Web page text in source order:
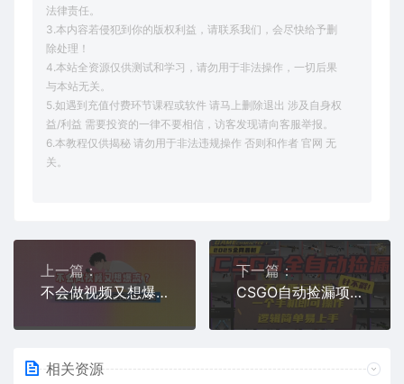
法律责任。
3.本内容若侵犯到你的版权利益，请联系我们，会尽快给予删
除处理！
4.本站全资源仅供测试和学习，请勿用于非法操作，一切后果
与本站无关。
5.如遇到充值付费环节课程或软件 请马上删除退出 涉及自身权
益/利益 需要投资的一律不要相信，访客发现请向客服举报。
6.本教程仅供揭秘 请勿用于非法违规操作 否则和作者 官网 无
关。
上一篇：
不会做视频又想爆流？多赛道可用，「抄作业式」爆款公式
下一篇：
CSGO自动捡漏项目，最新独家玩法，一个手机即可操作，新手小白轻松月入1W+，操作简单易上手【揭秘】
相关资源